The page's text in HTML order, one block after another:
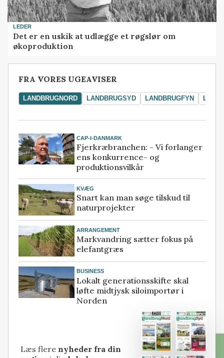
LEDER
Det er en uskik at udlægge et røgslør om
økoproduktion
FRA VORES UGEAVISER
LANDBRUGNORD LANDBRUGSYD LANDBRUGFYN
CAP-I-DANMARK
Fjerkræbranchen: - Vi forlanger
ens konkurrence- og
produktionsvilkår
KVÆG
Snart kan man søge tilskud til
naturprojekter
ARRANGEMENT
Markvandring sætter fokus på
elefantgræs
BUSINESS
Lokalt generationsskifte skal
løfte midtjysk siloimportør i
Norden
Læs flere nyheder fra din